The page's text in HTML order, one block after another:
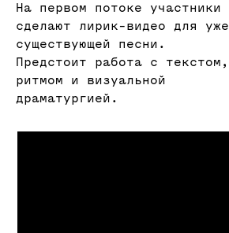
На первом потоке участники
сделают лирик-видео для уже
существующей песни.
Предстоит работа с текстом,
ритмом и визуальной
драматургией.
Maitz \ Егор Селясин и Кирилл
Лаптев